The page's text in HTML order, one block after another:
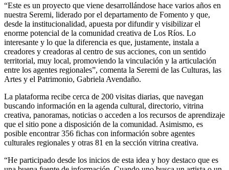
“Este es un proyecto que viene desarrollándose hace varios años en
nuestra Seremi, liderado por el departamento de Fomento y que,
desde la institucionalidad, apuesta por difundir y visibilizar el
enorme potencial de la comunidad creativa de Los Ríos. Lo
interesante y lo que la diferencia es que, justamente, instala a
creadores y creadoras al centro de sus acciones, con un sentido
territorial, muy local, promoviendo la vinculación y la articulación
entre los agentes regionales”, comenta la Seremi de las Culturas, las
Artes y el Patrimonio, Gabriela Avendaño.
La plataforma recibe cerca de 200 visitas diarias, que navegan
buscando información en la agenda cultural, directorio, vitrina
creativa, panoramas, noticias o acceden a los recursos de aprendizaje
que el sitio pone a disposición de la comunidad. Asimismo, es
posible encontrar 356 fichas con información sobre agentes
culturales regionales y otras 81 en la sección vitrina creativa.
“He participado desde los inicios de esta idea y hoy destaco que es